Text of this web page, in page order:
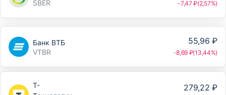
SBER -7,47 ₽(2,57%)
Банк ВТБ
VTBR
55,96 ₽
-8,69 ₽(13,44%)
Т-
279,22 ₽